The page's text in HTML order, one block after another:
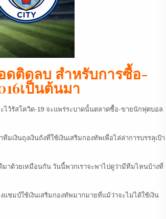
ดติดลบ สำหรับการซื้อ-
เป็นต้นมา
ว้รัสโควิด-19 จะแพร่ระบาดนั้นตลาดซื้อ-ขายนักฟุตบอล
งินถุงเงินถังที่ใช้เงินเสริมกองทัพเพื่อไล่ล่าการบรรลุเป้า
าด้วยเหมือนกัน วันนี้พวกเราจะพาไปดูว่ามีทีมไหนบ้างที่
ชมป์ใช้เงินเสริมกองทัพมากมายที่แม้ว่าจะไม่ได้ใช้เงิน